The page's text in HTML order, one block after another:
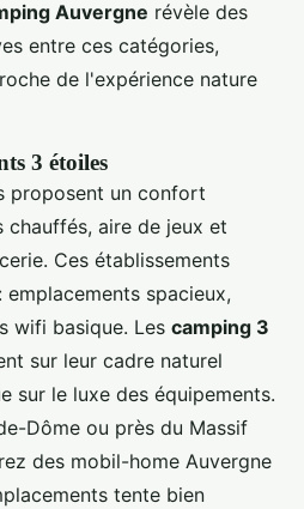
Auvergne révèle des
entre ces catégories,
de l'expérience nature
3 étoiles
proposent un confort
aire de jeux et
Ces établissements
spacieux,
wifi basique. Les camping 3
sur leur cadre naturel
sur le luxe des équipements.
Dôme ou près du Massif
des mobil-home Auvergne
tente bien